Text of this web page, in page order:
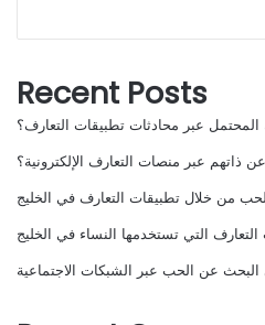
Recent Posts
عبر محادثات تطبيقات التعارف؟
ذاتهم عبر منصات التعارف الإلكترونية؟
من خلال تطبيقات التعارف في الخليج
التي تستخدمها النساء في الخليج
عن الحب عبر الشبكات الاجتماعية